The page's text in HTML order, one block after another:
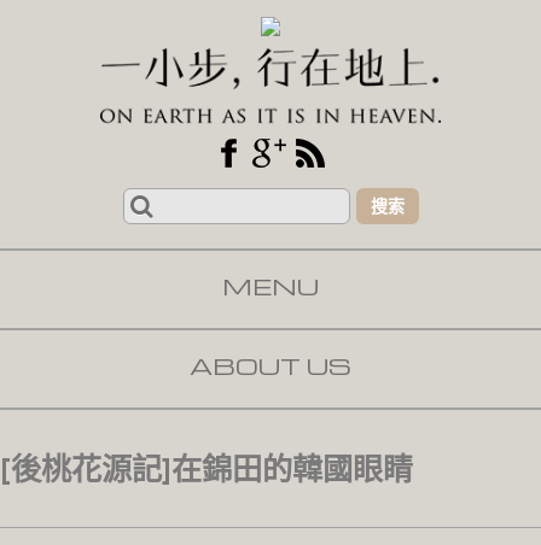
Search
for:
MENU
SKIP TO CONTENT
ABOUT US
[後桃花源記]在錦田的韓國眼睛